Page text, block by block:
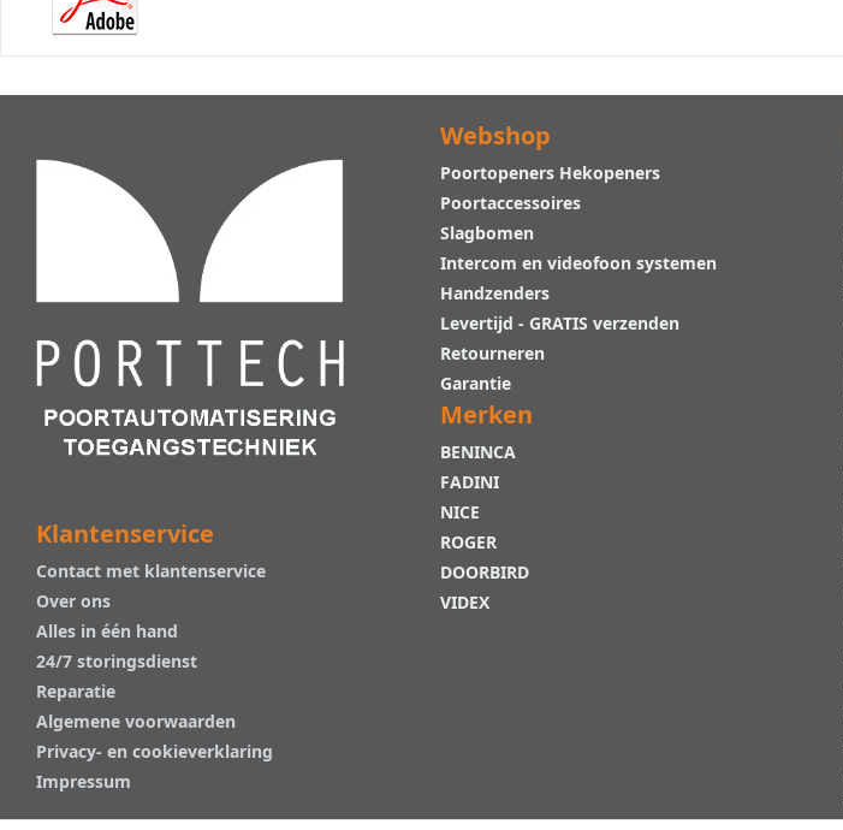
Klantenservice
Contact met klantenservice
Over ons
Alles in één hand
24/7 storingsdienst
Reparatie
Algemene voorwaarden
Privacy- en cookieverklaring
Impressum
Webshop
Poortopeners Hekopeners
Poortaccessoires
Slagbomen
Intercom en videofoon systemen
Handzenders
Levertijd - GRATIS verzenden
Retourneren
Garantie
Merken
BENINCA
FADINI
NICE
ROGER
DOORBIRD
VIDEX